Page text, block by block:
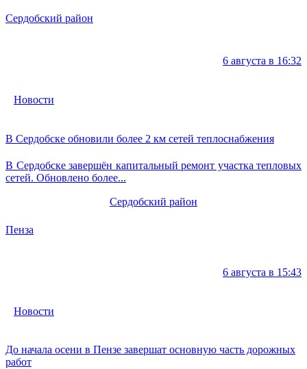
Сердобский район
6 августа в 16:32
Новости
В Сердобске обновили более 2 км сетей теплоснабжения
В Сердобске завершён капитальный ремонт участка тепловых
сетей. Обновлено более...
Сердобский район
Пенза
6 августа в 15:43
Новости
До начала осени в Пензе завершат основную часть дорожных
работ